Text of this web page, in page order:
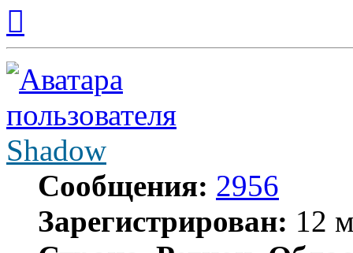
началу
Shadow
Сообщения: 2956
Зарегистрирован: 12